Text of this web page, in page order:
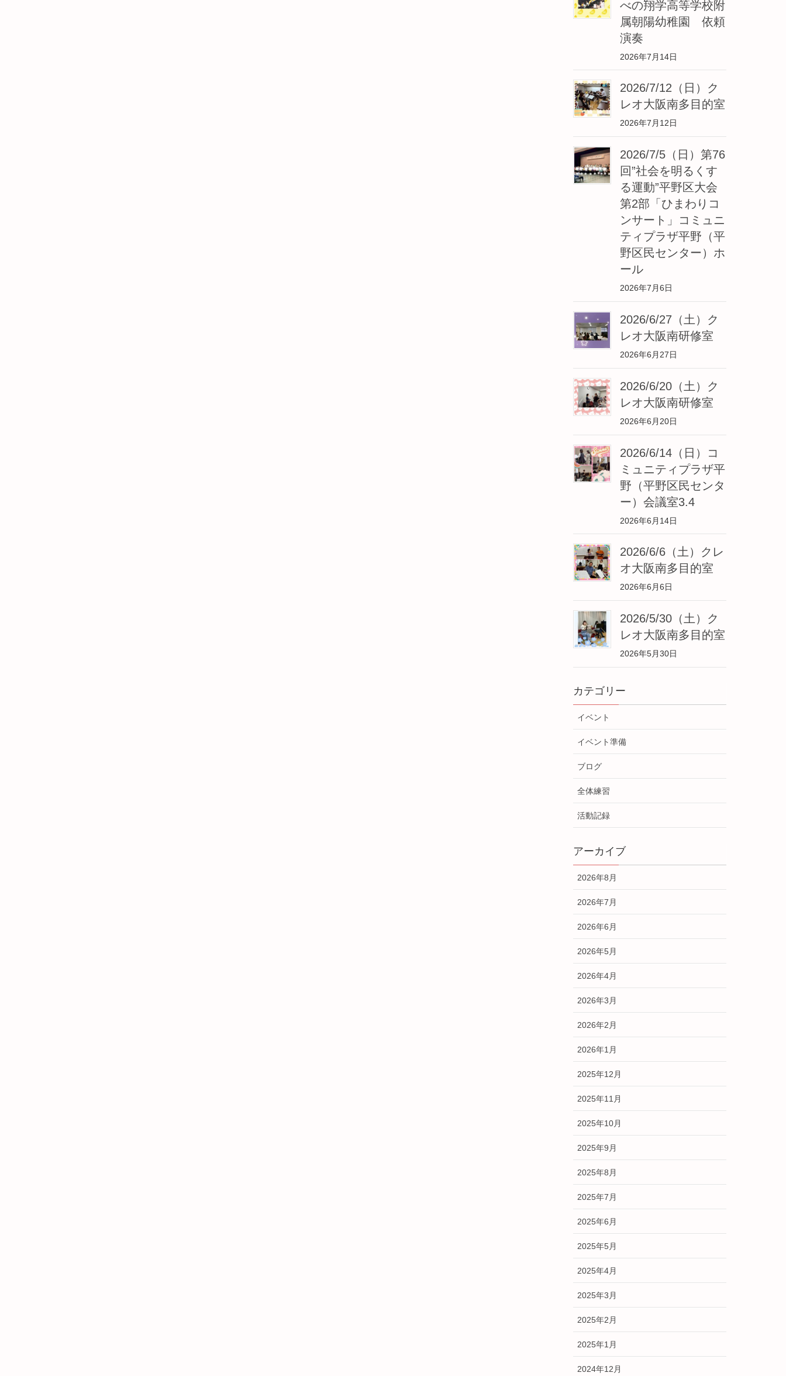
べの翔学高等学校附
属朝陽幼稚園 依頼
演奏
2026年7月14日
2026/7/12（日）ク
レオ大阪南多目的室
2026年7月12日
2026/7/5（日）第76
回”社会を明るくす
る運動”平野区大会
第2部「ひまわりコ
ンサート」コミュニ
ティプラザ平野（平
野区民センター）ホ
ール
2026年7月6日
2026/6/27（土）ク
レオ大阪南研修室
2026年6月27日
2026/6/20（土）ク
レオ大阪南研修室
2026年6月20日
2026/6/14（日）コ
ミュニティプラザ平
野（平野区民センタ
ー）会議室3.4
2026年6月14日
2026/6/6（土）クレ
オ大阪南多目的室
2026年6月6日
2026/5/30（土）ク
レオ大阪南多目的室
2026年5月30日
カテゴリー
イベント
イベント準備
ブログ
全体練習
活動記録
アーカイブ
2026年8月
2026年7月
2026年6月
2026年5月
2026年4月
2026年3月
2026年2月
2026年1月
2025年12月
2025年11月
2025年10月
2025年9月
2025年8月
2025年7月
2025年6月
2025年5月
2025年4月
2025年3月
2025年2月
2025年1月
2024年12月